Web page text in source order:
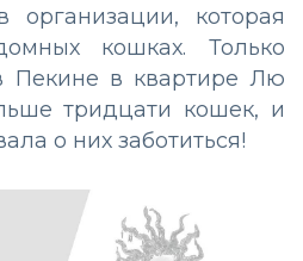
организации, которая
кошках. Только
Пекине в квартире Лю
тридцати кошек, и
о них заботиться!